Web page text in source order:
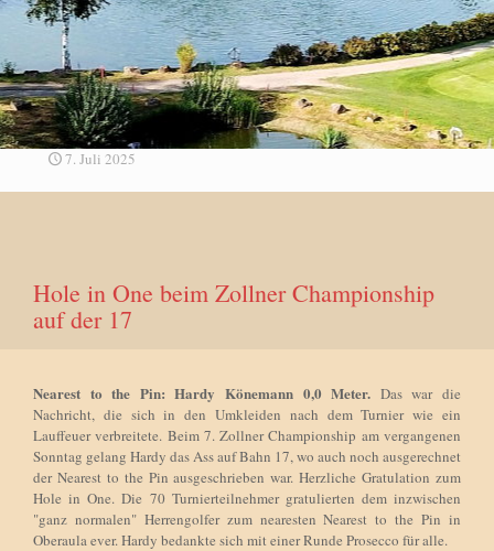
7. Juli 2025
Hole in One beim Zollner Championship
auf der 17
Nearest to the Pin: Hardy Könemann 0,0 Meter. Das war die
Nachricht, die sich in den Umkleiden nach dem Turnier wie ein
Lauffeuer verbreitete. Beim 7. Zollner Championship am vergangenen
Sonntag gelang Hardy das Ass auf Bahn 17, wo auch noch ausgerechnet
der Nearest to the Pin ausgeschrieben war. Herzliche Gratulation zum
Hole in One. Die 70 Turnierteilnehmer gratulierten dem inzwischen
"ganz normalen" Herrengolfer zum nearesten Nearest to the Pin in
Oberaula ever. Hardy bedankte sich mit einer Runde Prosecco für alle.